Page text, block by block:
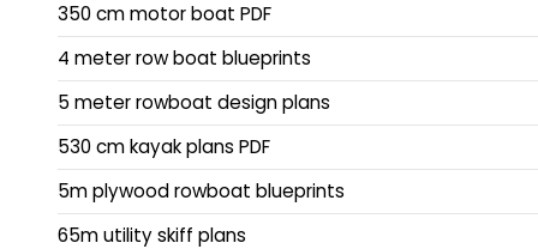
350 cm motor boat PDF
4 meter row boat blueprints
5 meter rowboat design plans
530 cm kayak plans PDF
5m plywood rowboat blueprints
65m utility skiff plans